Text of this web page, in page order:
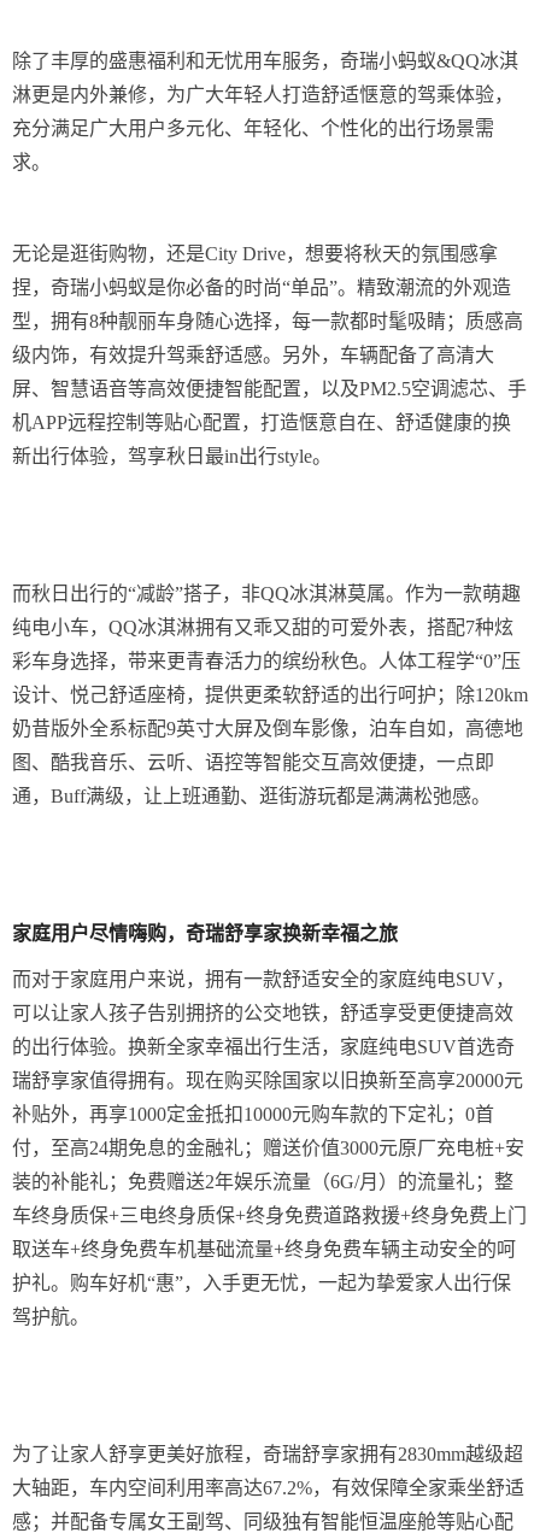
除了丰厚的盛惠福利和无忧用车服务，奇瑞小蚂蚁&QQ冰淇
淋更是内外兼修，为广大年轻人打造舒适惬意的驾乘体验，
充分满足广大用户多元化、年轻化、个性化的出行场景需
求。
无论是逛街购物，还是City Drive，想要将秋天的氛围感拿
捏，奇瑞小蚂蚁是你必备的时尚“单品”。精致潮流的外观造
型，拥有8种靓丽车身随心选择，每一款都时髦吸睛；质感高
级内饰，有效提升驾乘舒适感。另外，车辆配备了高清大
屏、智慧语音等高效便捷智能配置，以及PM2.5空调滤芯、手
机APP远程控制等贴心配置，打造惬意自在、舒适健康的换
新出行体验，驾享秋日最in出行style。
而秋日出行的“减龄”搭子，非QQ冰淇淋莫属。作为一款萌趣
纯电小车，QQ冰淇淋拥有又乖又甜的可爱外表，搭配7种炫
彩车身选择，带来更青春活力的缤纷秋色。人体工程学“0”压
设计、悦己舒适座椅，提供更柔软舒适的出行呵护；除120km
奶昔版外全系标配9英寸大屏及倒车影像，泊车自如，高德地
图、酷我音乐、云听、语控等智能交互高效便捷，一点即
通，Buff满级，让上班通勤、逛街游玩都是满满松弛感。
家庭用户尽情嗨购，奇瑞舒享家换新幸福之旅
而对于家庭用户来说，拥有一款舒适安全的家庭纯电SUV，
可以让家人孩子告别拥挤的公交地铁，舒适享受更便捷高效
的出行体验。换新全家幸福出行生活，家庭纯电SUV首选奇
瑞舒享家值得拥有。现在购买除国家以旧换新至高享20000元
补贴外，再享1000定金抵扣10000元购车款的下定礼；0首
付，至高24期免息的金融礼；赠送价值3000元原厂充电桩+安
装的补能礼；免费赠送2年娱乐流量（6G/月）的流量礼；整
车终身质保+三电终身质保+终身免费道路救援+终身免费上门
取送车+终身免费车机基础流量+终身免费车辆主动安全的呵
护礼。购车好机“惠”，入手更无忧，一起为挚爱家人出行保
驾护航。
为了让家人舒享更美好旅程，奇瑞舒享家拥有2830mm越级超
大轴距，车内空间利用率高达67.2%，有效保障全家乘坐舒适
感；并配备专属女王副驾、同级独有智能恒温座舱等贴心配